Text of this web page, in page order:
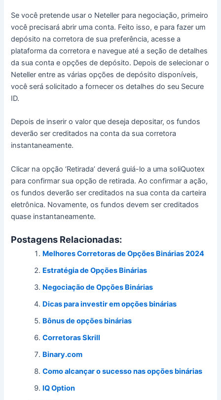
Se você pretende usar o Neteller para negociação, primeiro
você precisará abrir uma conta. Feito isso, e para fazer um
depósito na corretora de sua preferência, acesse a
plataforma da corretora e navegue até a seção de detalhes
da sua conta e opções de depósito. Depois de selecionar o
Neteller entre as várias opções de depósito disponíveis,
você será solicitado a fornecer os detalhes do seu Secure
ID.
Depois de inserir o valor que deseja depositar, os fundos
deverão ser creditados na conta da sua corretora
instantaneamente.
Clicar na opção ‘Retirada’ deverá guiá-lo a uma soliQuotex
para confirmar sua opção de retirada.Ao confirmar a ação,
os fundos deverão ser creditados na sua conta da carteira
eletrônica. Novamente, os fundos devem ser creditados
quase instantaneamente.
Postagens Relacionadas:
Melhores Corretoras de Opções Binárias 2024
Estratégia de Opções Binárias
Negociação de Opções Binárias
Dicas para investir em opções binárias
Bônus de opções binárias
Corretoras Skrill
Binary.com
Como alcançar o sucesso nas opções binárias
IQ Option